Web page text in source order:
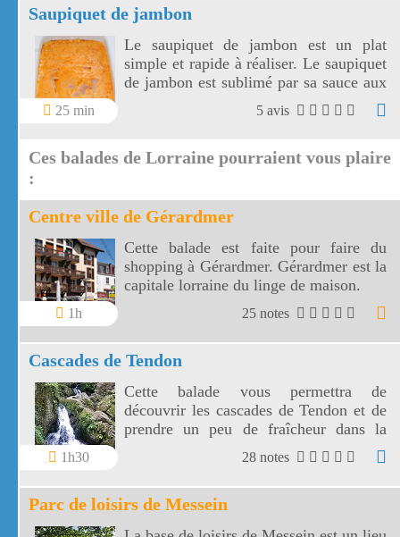
Saupiquet de jambon
25 min
Le saupiquet de jambon est un plat
simple et rapide à réaliser. Le saupiquet
de jambon est sublimé par sa sauce aux
échalotes, vin blanc, concentré de
tomates et crème fraîche. Choisir un
pour garantir la qualité du saupiquet.
5 avis
Ces balades de Lorraine pourraient vous plaire
:
Centre ville de Gérardmer
1h
Cette balade est faite pour faire du
shopping à Gérardmer. Gérardmer est la
capitale lorraine du linge de maison.
25 notes
Cascades de Tendon
1h30
Cette balade vous permettra de
découvrir les cascades de Tendon et de
prendre un peu de fraîcheur dans la
forêt vosgienne entre la petite et la
grande cascade de Tendon.
28 notes
Parc de loisirs de Messein